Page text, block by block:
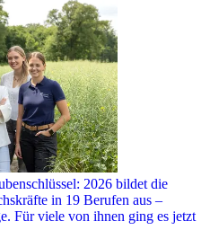
2026 bildet die
in 19 Berufen aus –
Für viele von ihnen ging es jetzt